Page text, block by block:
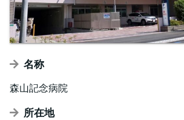
名称
​森山記念病院
所在地